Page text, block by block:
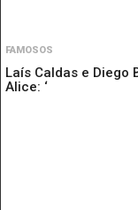
FAMOSOS
Laís Caldas e Diego
Alice: ‘